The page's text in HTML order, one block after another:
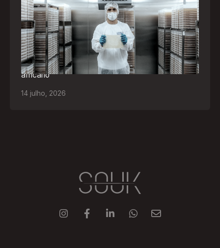
representar o Brasil na maior feira de
negócios de Angola
Empresa participará da FILDA 2026, em Luanda,
levando tecnologias brasileiras para tratamento de
feridas, ostomia e proteção cutânea ao mercado
africano
14 julho 2026
    